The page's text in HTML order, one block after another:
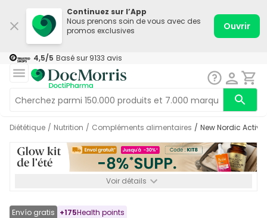
Continuez sur l’App
Nous prenons soin de vous avec des
promos exclusives
Ouvrir
4,5/5 Basé sur 9133 avis
Diététique / Nutrition / Compléments alimentaires / New Nordic
Voir détails
Envío gratis +175Health points